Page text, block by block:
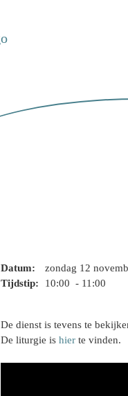
Datum:
zondag 12
Tijdstip:
10:00 - 11:00
De dienst is tevens te
De liturgie is hier te vinden.